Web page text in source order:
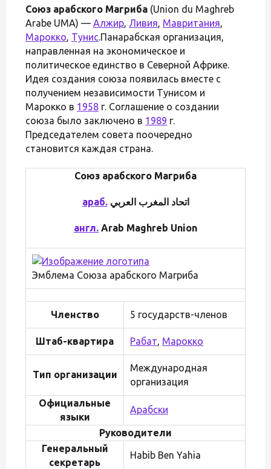
Союз арабского Магриба (Union du Maghreb
Arabe UMA) — Алжир, Ливия, Мавритания,
Марокко, Тунис.Панарабская организация,
направленная на экономическое и
политическое единство в Северной Африке.
Идея создания союза появилась вместе с
получением независимости Тунисом и
Марокко в 1958 г. Соглашение о создании
союза было заключено в 1989 г.
Председателем совета поочередно
становится каждая страна.
Союз арабского Магриба
араб. اتحاد المغرب العربي‎‎
англ. Arab Maghreb Union
Эмблема Союза арабского Магриба
Членство 5 государств-членов
Штаб-квартира Рабат, Марокко
Тип организации
Международная
организация
Официальные
языки
Арабски
Руководители
Генеральный
секретарь
Habib Ben Yahia